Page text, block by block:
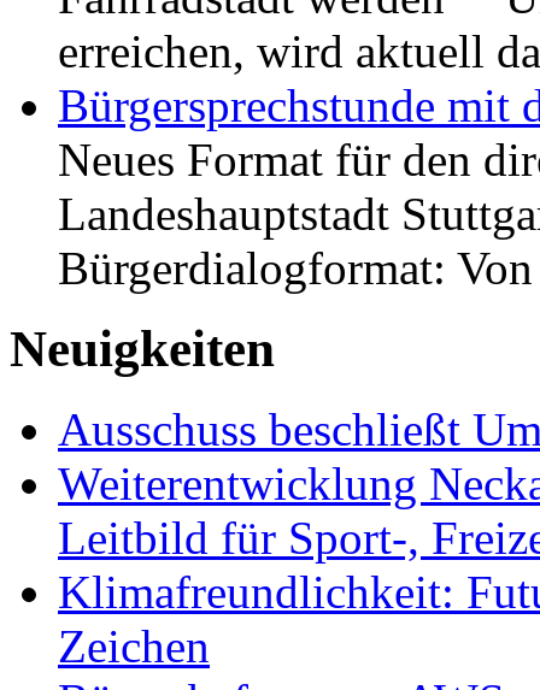
erreichen, wird aktuell
Bürgersprechstunde mit
Neues Format für den
Landeshauptstadt
Bürgerdialogformat:
Neuigkeiten
Ausschuss beschließt
Weiterentwicklung
Leitbild für Sport-,
Klimafreundlichkeit:
Zeichen